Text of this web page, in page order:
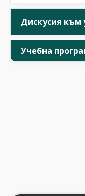
Дискусия към
Учебна